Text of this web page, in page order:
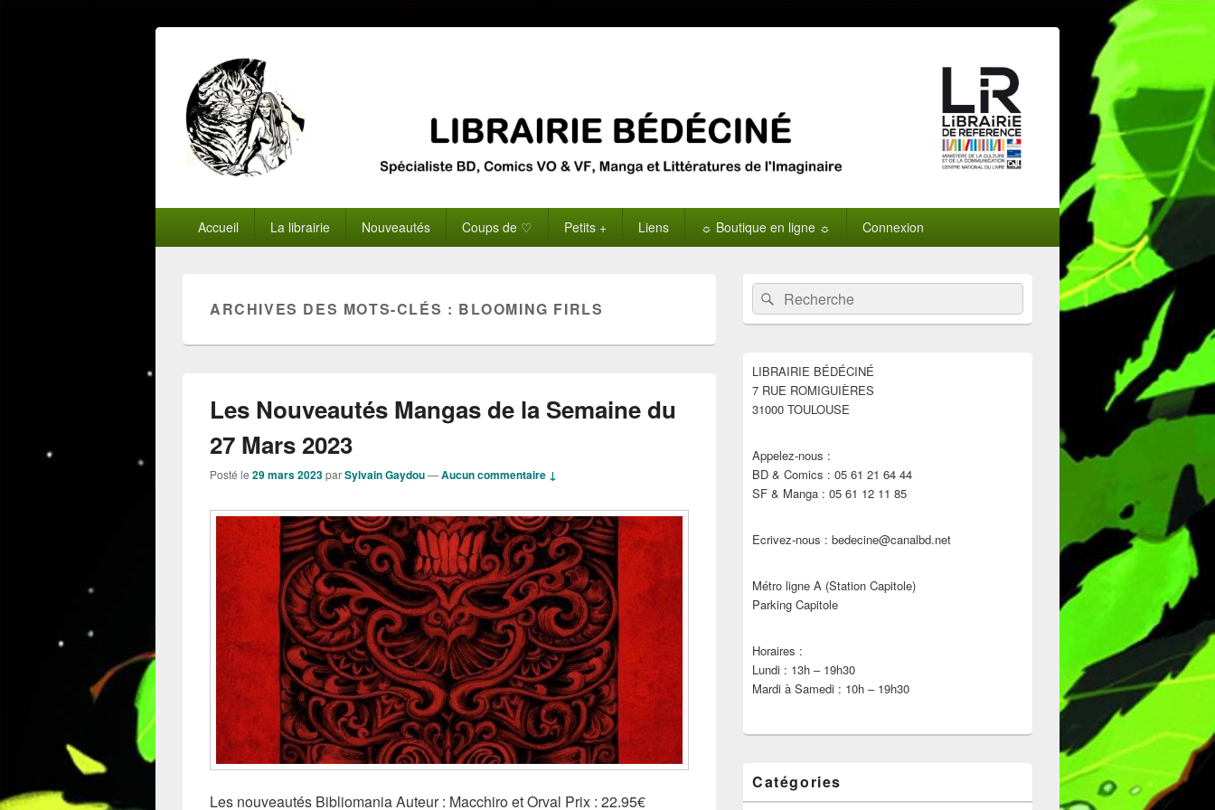
principalAccueil La librairie Nouveautés Coups de ♡ Petits + Liens ☼ Boutique en ligne ☼ Connexion
ARCHIVES DES MOTS-CLÉS : BLOOMING FIRLS
Les Nouveautés Mangas de la Semaine du
27 Mars 2023
Posté le 29 mars 2023parSylvain Gaydou—Aucun commentaire ↓
Les nouveautés Bibliomania Auteur : Macchiro et Orval Prix : 22.95€
Zone
principale
de
widget
barre
latérale
Recherche :Rechercher
LIBRAIRIE BÉDÉCINÉ
7 RUE ROMIGUIÈRES
31000 TOULOUSE
Appelez-nous :
BD & Comics : 05 61 21 64 44
SF & Manga : 05 61 12 11 85
Ecrivez-nous : bedecine@canalbd.net
Métro ligne A (Station Capitole)
Parking Capitole
Horaires :
Lundi : 13h – 19h30
Mardi à Samedi : 10h – 19h30
Catégories